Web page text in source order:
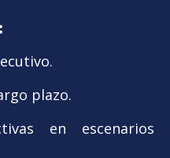
plazo.
en escenarios